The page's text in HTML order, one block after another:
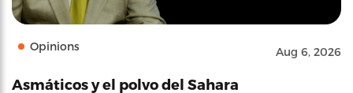
Opinions Aug 6, 2026
Asmáticos y el polvo del Sahara